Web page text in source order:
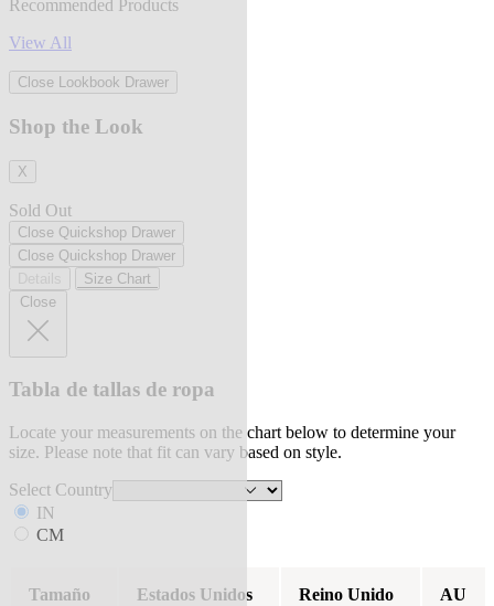
Recommended Products
View All
Close Lookbook Drawer
Shop the Look
X
Sold Out
Close Quickshop Drawer
Close Quickshop Drawer
Size Chart
Close
Tabla de tallas de ropa
Locate your measurements on the chart below to determine your
size. Please note that fit can vary based on style.
Select Country
IN
CM
Tamaño Estados Unidos Reino Unido AU